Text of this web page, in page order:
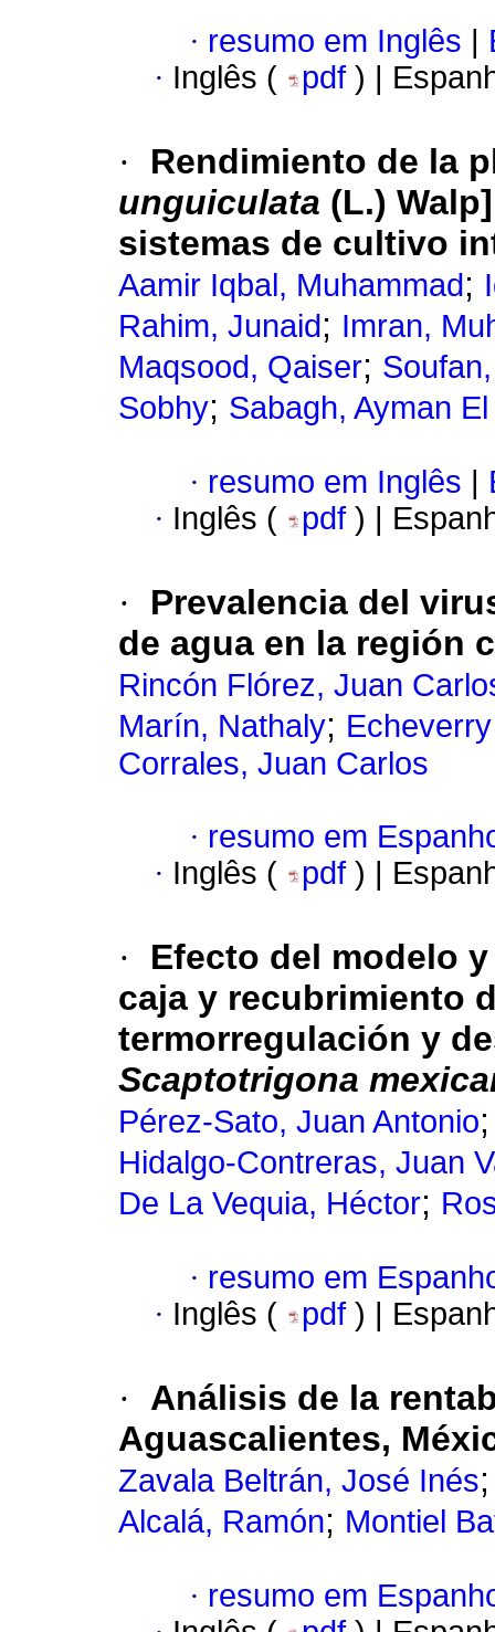
· resumo em Inglês
· Inglês ( pdf ) |
·
Rendimiento de la
unguiculata (L.)
sistemas de cultivo
Aamir Iqbal, Muhammad ;
Rahim, Junaid ; Imran,
Maqsood, Qaiser;
Sobhy; Sabagh, Ayman El
· resumo em Inglês
· Inglês ( pdf ) |
·
Prevalencia del
de agua en la región
Rincón Flórez, Juan
Marín, Nathaly;
Corrales, Juan Carlos
· resumo em
· Inglês ( pdf ) |
·
Efecto del modelo
caja y recubrimiento
termorregulación y
Scaptotrigona
Pérez-Sato, Juan Antonio
Hidalgo-Contreras, Juan
De La Vequia, Héctor;
· resumo em
· Inglês ( pdf ) |
·
Análisis de la
Aguascalientes,
Zavala Beltrán, José Inés
Alcalá, Ramón; Montiel
· resumo em